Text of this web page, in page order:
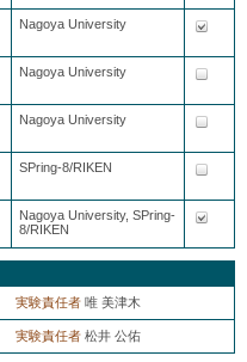
Nagoya University
Nagoya University
Nagoya University
SPring-8/RIKEN
Nagoya University, SPring-
8/RIKEN
実験責任者 唯 美津木
実験責任者 松井 公佑